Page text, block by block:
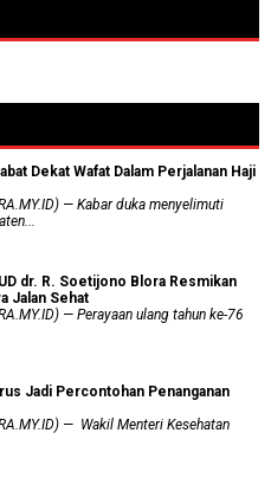
Dekat Wafat Dalam Perjalanan Haji
— Kabar duka menyelimuti
dr. R. Soetijono Blora Resmikan
Jalan Sehat
— Perayaan ulang tahun ke-76
Jadi Percontohan Penanganan
— Wakil Menteri Kesehatan